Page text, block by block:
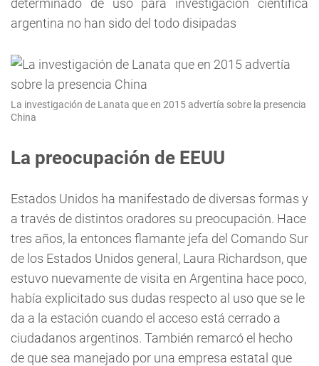
determinado de uso para investigación científica
argentina no han sido del todo disipadas
La investigación de Lanata que en 2015 advertía sobre la presencia
China
La preocupación de EEUU
Estados Unidos ha manifestado de diversas formas y
a través de distintos oradores su preocupación. Hace
tres años, la entonces flamante jefa del Comando Sur
de los Estados Unidos general, Laura Richardson, que
estuvo nuevamente de visita en Argentina hace poco,
había explicitado sus dudas respecto al uso que se le
da a la estación cuando el acceso está cerrado a
ciudadanos argentinos. También remarcó el hecho
de que sea manejado por una empresa estatal que